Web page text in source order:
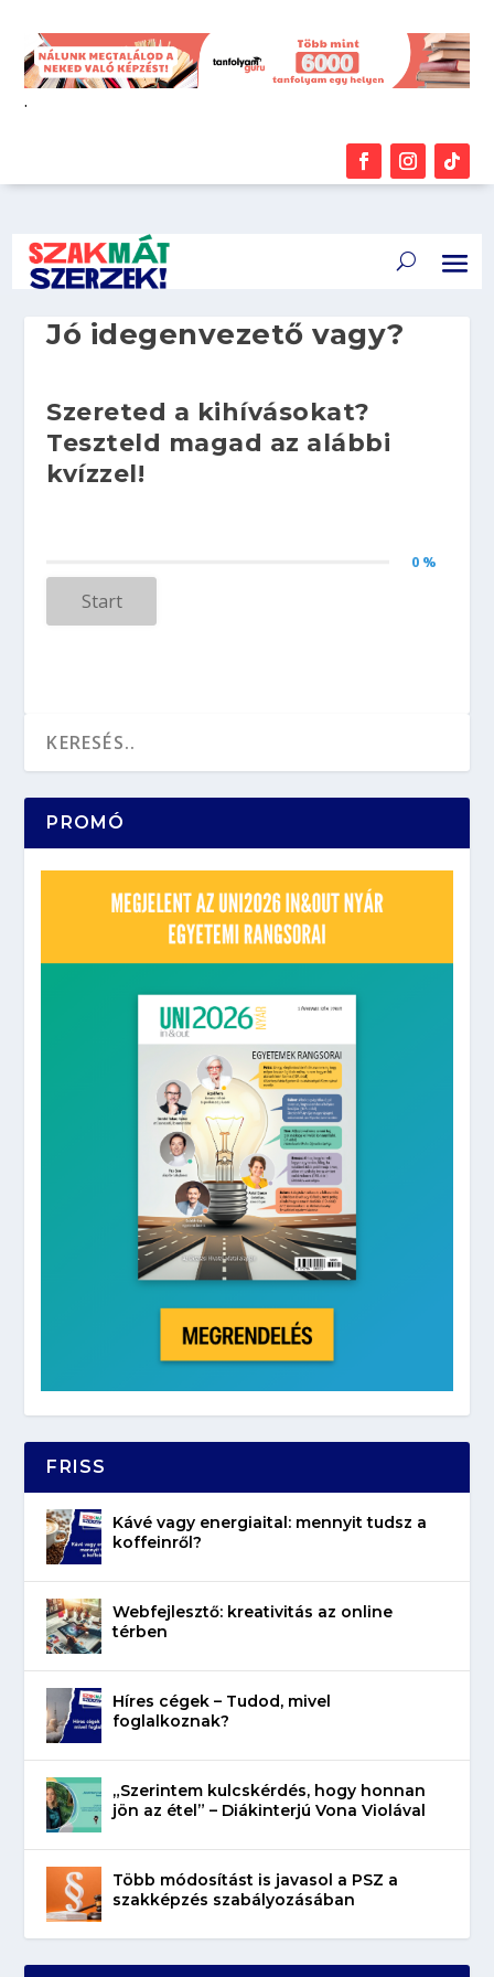
.
Jó idegenvezető vagy?
Szereted a kihívásokat?
Teszteld magad az alábbi
kvízzel!
0 %
Start
PROMÓ
FRISS
Kávé vagy energiaital: mennyit tudsz a
koffeinről?
Webfejlesztő: kreativitás az online
térben
Híres cégek – Tudod, mivel
foglalkoznak?
„Szerintem kulcskérdés, hogy honnan
jön az étel” – Diákinterjú Vona Violával
Több módosítást is javasol a PSZ a
szakképzés szabályozásában